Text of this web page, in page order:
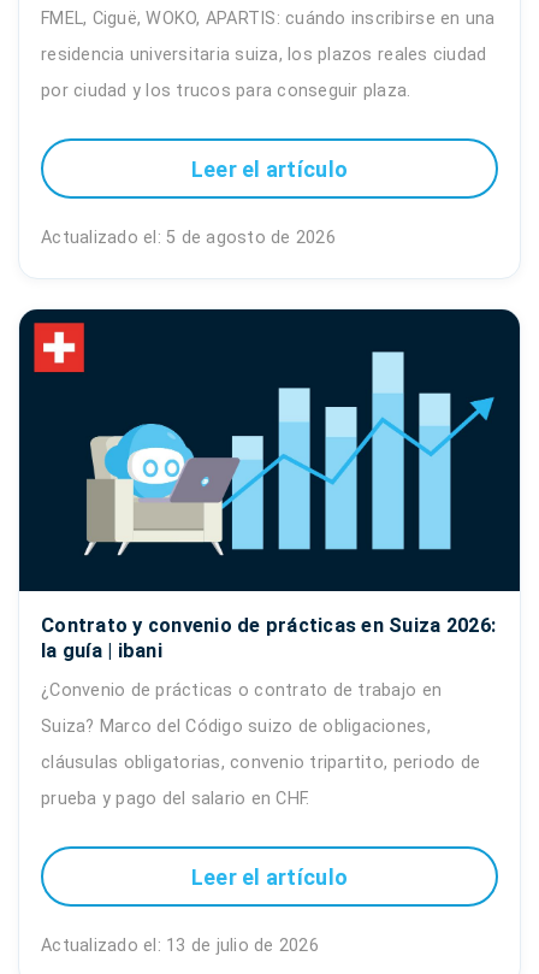
FMEL, Ciguë, WOKO, APARTIS: cuándo inscribirse en una
residencia universitaria suiza, los plazos reales ciudad
por ciudad y los trucos para conseguir plaza.
Leer el artículo
Actualizado el: 5 de agosto de 2026
Contrato y convenio de prácticas en Suiza 2026:
la guía | ibani
¿Convenio de prácticas o contrato de trabajo en
Suiza? Marco del Código suizo de obligaciones,
cláusulas obligatorias, convenio tripartito, periodo de
prueba y pago del salario en CHF.
Leer el artículo
Actualizado el: 13 de julio de 2026